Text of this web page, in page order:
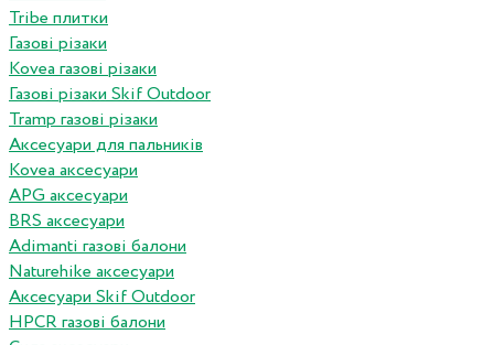
Tribe плитки
Газові різаки
Kovea газові різаки
Газові різаки Skif Outdoor
Tramp газові різаки
Аксесуари для пальників
Kovea аксесуари
APG аксесуари
BRS аксесуари
Adimanti газові балони
Naturehike аксесуари
Аксесуари Skif Outdoor
HPCR газові балони